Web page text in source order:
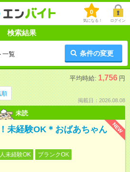
0
気になる！ ログイン
検索結果
一覧 条件の変更
平均時給: 1,756 円
順
掲載日：2026.08.08
未読
NEW
未経験OK＊おばあちゃん
未経験OK
ブランクOK